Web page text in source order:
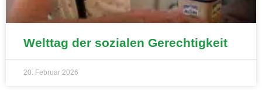
Welttag der sozialen Gerechtigkeit
20. Februar 2026